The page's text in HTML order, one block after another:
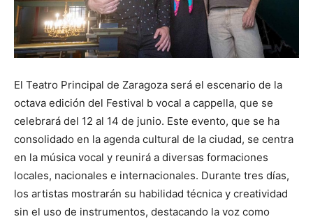
El Teatro Principal de Zaragoza será el escenario de la
octava edición del Festival b vocal a cappella, que se
celebrará del 12 al 14 de junio. Este evento, que se ha
consolidado en la agenda cultural de la ciudad, se centra
en la música vocal y reunirá a diversas formaciones
locales, nacionales e internacionales. Durante tres días,
los artistas mostrarán su habilidad técnica y creatividad
sin el uso de instrumentos, destacando la voz como